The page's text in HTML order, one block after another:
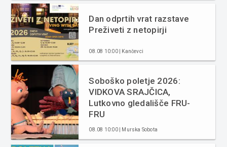
Dan odprtih vrat razstave
Preživeti z netopirji
08.08 10:00 | Kančevci
Soboško poletje 2026:
VIDKOVA SRAJČICA,
Lutkovno gledališče FRU-
FRU
08.08 10:00 | Murska Sobota